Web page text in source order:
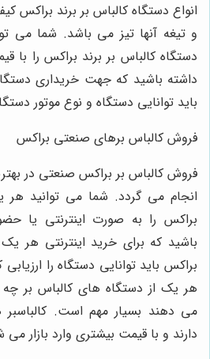
انواع دستگاه کالباس بر برند براکس
و تیغه آنها تیز می ‌باشد. شما می
دستگاه کالباس بر برند براکس را با
داشته باشید که جهت خریداری
باید توانایی دستگاه و نوع موتور
فروش کالباس برهای صنعتی براکس
فروش کالباس بر براکس صنعتی در
انجام می‌ گردد. شما می ‌توانید هر
براکس را به صورت اینترنتی یا
باشید که برای خرید اینترنتی هر
براکس باید توانایی دستگاه را
هر یک از دستگاه‌ های کالباس بر
می‌ دهند بسیار مهم است. کالباسبر
دارند و با قیمت بیشتری وارد بازار می